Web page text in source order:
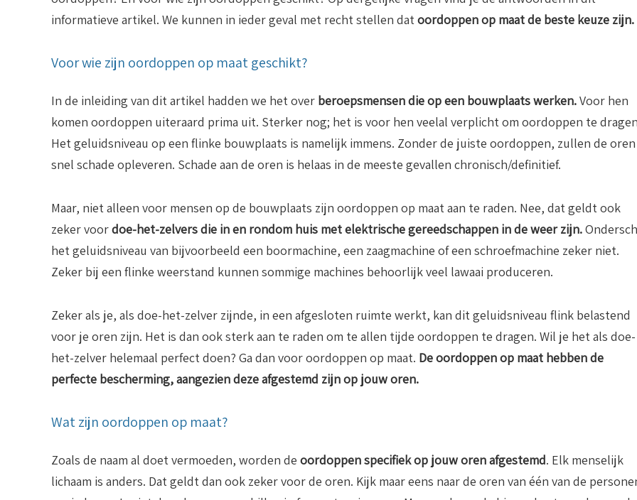
informatieve artikel. We kunnen in ieder geval met recht stellen datoordoppen op maat de beste keuze zijn.
Voor wie zijn oordoppen op maat geschikt?
In de inleiding van dit artikel hadden we het over beroepsmensen die op een bouwplaats werken.Voor hen
komen oordoppen uiteraard prima uit. Sterker nog; het is voor hen veelal verplicht om oordoppen te
Het geluidsniveau op een flinke bouwplaats is namelijk immens. Zonder de juiste oordoppen, zullen de
snel schade opleveren. Schade aan de oren is helaas in de meeste gevallen chronisch/definitief.
Maar, niet alleen voor mensen op de bouwplaats zijn oordoppen op maat aan te raden. Nee, dat geldt ook
zeker voordoe-het-zelvers die in en rondom huis met elektrische gereedschappen in de weer zijn.
het geluidsniveau van bijvoorbeeld een boormachine, een zaagmachine of een schroefmachine zeker niet.
Zeker bij een flinke weerstand kunnen sommige machines behoorlijk veel lawaai produceren.
Zeker als je, als doe-het-zelver zijnde, in een afgesloten ruimte werkt, kan dit geluidsniveau flink belastend
voor je oren zijn. Het is dan ook sterk aan te raden om te allen tijde oordoppen te dragen. Wil je het als doe-
het-zelver helemaal perfect doen? Ga dan voor oordoppen op maat. De oordoppen op maat hebben de
perfecte bescherming, aangezien deze afgestemd zijn op jouw oren.
Wat zijn oordoppen op maat?
Zoals de naam al doet vermoeden, worden de oordoppen specifiek op jouw oren afgestemd. Elk menselijk
lichaam is anders. Dat geldt dan ook zeker voor de oren. Kijk maar eens naar de oren van één van de